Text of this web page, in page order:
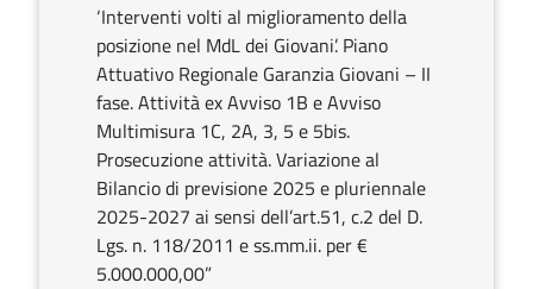
‘Interventi volti al miglioramento della
posizione nel MdL dei Giovani’. Piano
Attuativo Regionale Garanzia Giovani – II
fase. Attività ex Avviso 1B e Avviso
Multimisura 1C, 2A, 3, 5 e 5bis.
Prosecuzione attività. Variazione al
Bilancio di previsione 2025 e pluriennale
2025-2027 ai sensi dell’art.51, c.2 del D.
Lgs. n. 118/2011 e ss.mm.ii. per €
5.000.000,00”